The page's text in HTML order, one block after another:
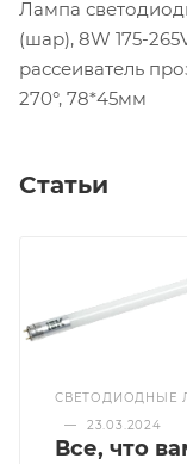
Лампа
(шар), 8W 175-
рассеиватель
270°, 78*45мм
Статьи
СВЕТОДИОДНЫЕ
—
23.03.2024
Все, что